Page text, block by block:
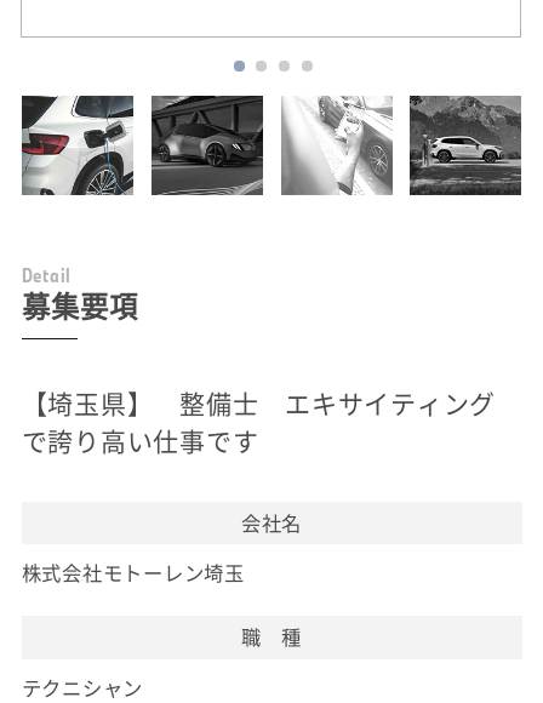
Detail
募集要項
【埼玉県】 整備士 エキサイティング
で誇り高い仕事です
会社名
株式会社モトーレン埼玉
職 種
テクニシャン